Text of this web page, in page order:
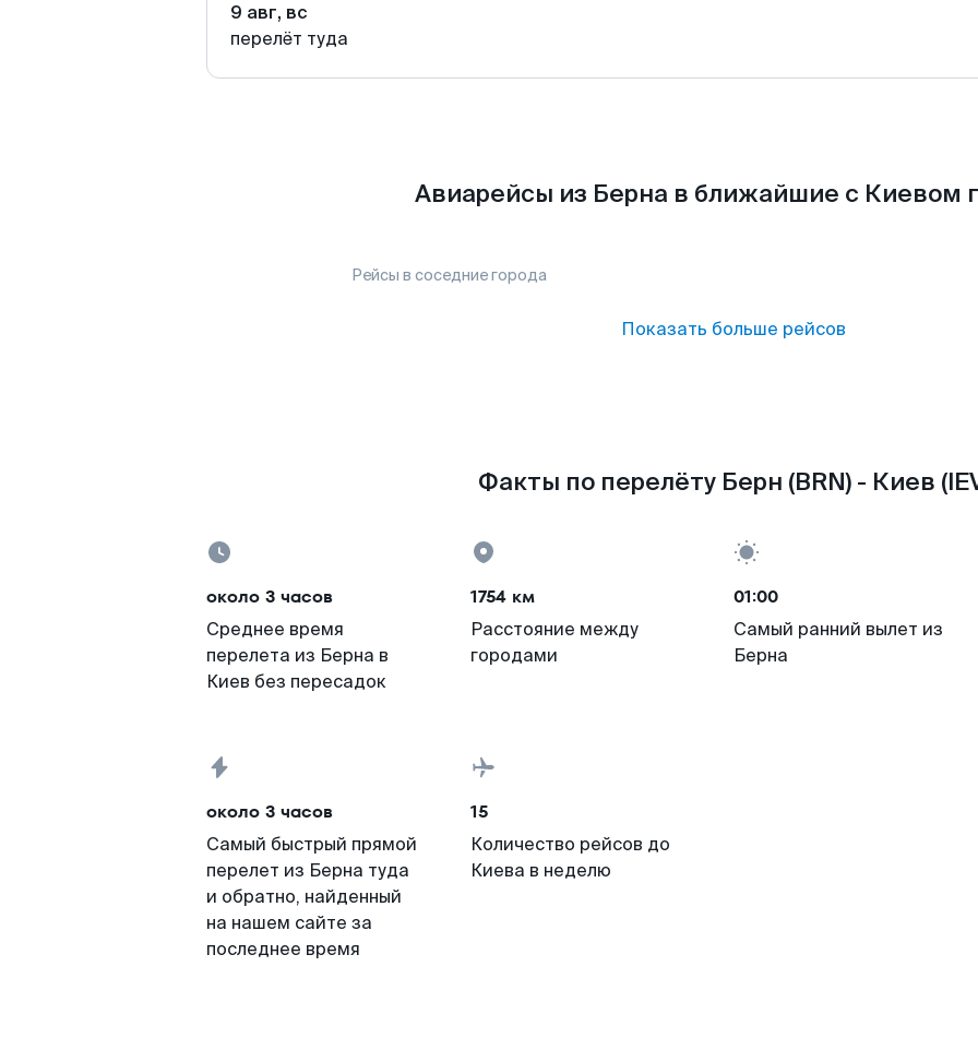
9 авг, вс
перелёт туда
Авиарейсы из Берна в ближайшие с Киевом
Рейсы в соседние города
Показать больше рейсов
Факты по перелёту Берн (BRN) - Киев
около 3 часов
Среднее время
перелета из Берна в
Киев без пересадок
1754 км
Расстояние между
городами
01:00
Самый ранний вылет из
Берна
около 3 часов
Самый быстрый прямой
перелет из Берна туда
и обратно, найденный
на нашем сайте за
последнее время
15
Количество рейсов до
Киева в неделю